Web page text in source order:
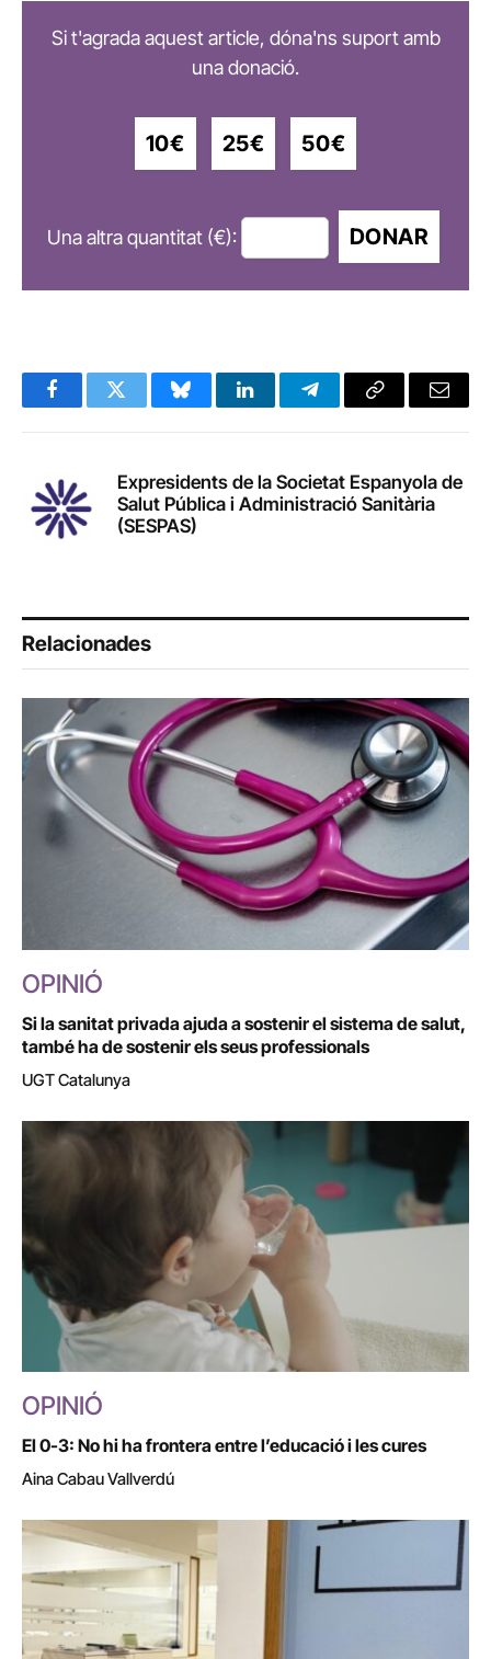
Si t'agrada aquest article, dóna'ns suport amb
una donació.
10€ 25€ 50€
Una altra quantitat (€): DONAR
FacebookTwitter BlueskyLinkedInTelegramCopy
Email
Expresidents de la Societat Espanyola de
Salut Pública i Administració Sanitària
(SESPAS)
Relacionades
OPINIÓ
Si la sanitat privada ajuda a sostenir el sistema de salut,
també ha de sostenir els seus professionals
UGT Catalunya
OPINIÓ
El 0-3: No hi ha frontera entre l’educació i les cures
Aina Cabau Vallverdú